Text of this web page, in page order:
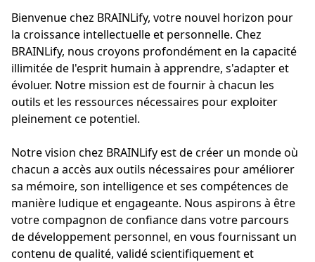
Bienvenue chez BRAINLify, votre nouvel horizon pour
la croissance intellectuelle et personnelle. Chez
BRAINLify, nous croyons profondément en la capacité
illimitée de l'esprit humain à apprendre, s'adapter et
évoluer. Notre mission est de fournir à chacun les
outils et les ressources nécessaires pour exploiter
pleinement ce potentiel.
Notre vision chez BRAINLify est de créer un monde où
chacun a accès aux outils nécessaires pour améliorer
sa mémoire, son intelligence et ses compétences de
manière ludique et engageante. Nous aspirons à être
votre compagnon de confiance dans votre parcours
de développement personnel, en vous fournissant un
contenu de qualité, validé scientifiquement et